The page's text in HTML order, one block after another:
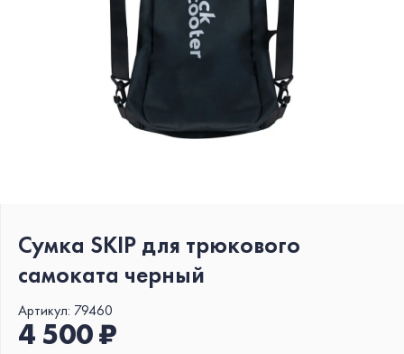
Сумка SKIP для трюкового
самоката черный
Артикул: 79460
4 500 ₽